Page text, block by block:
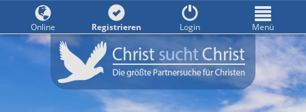
Online Registrieren Login Menü